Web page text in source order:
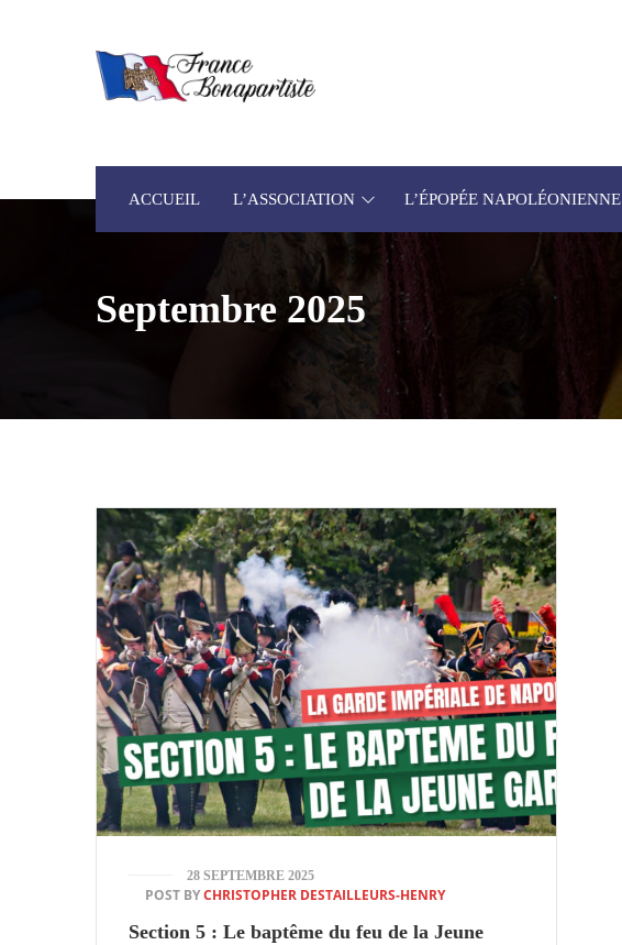
ACCUEIL L’ASSOCIATION L’ÉPOPÉE NAPOLÉONIENNE
Septembre 2025
28 SEPTEMBRE 2025
POST BYCHRISTOPHER DESTAILLEURS-HENRY
Section 5 : Le baptême du feu de la Jeune